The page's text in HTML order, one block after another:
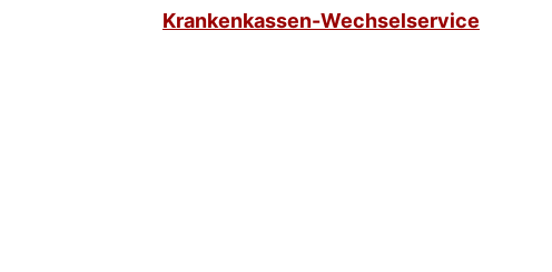
Krankenkassen-Wechselservice